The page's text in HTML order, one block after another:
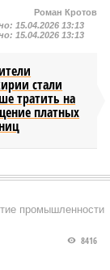
Роман Кротов
15.04.2026 13:13
15.04.2026 13:13
стали
тратить на
платных
промышленности
8416